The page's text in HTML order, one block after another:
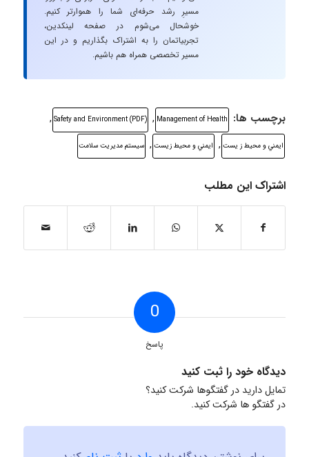
مسیرِ رشد حرفه‌ای شما را هموارتر کنیم.
خوشحال می‌شوم در صفحه لینکدین،
تجربیاتمان را به اشتراک بگذاریم و در این
مسیر تخصصی همراه هم باشیم.
برچسب ها: Management of Health
,
Safety and Environment (PDF)
,
ايمني و محيط ز يست , ايمني و محيط زيست , سيستم مديريت سلامت
اشتراک این مطلب
0
پاسخ
دیدگاه خود را ثبت کنید
تمایل دارید در گفتگوها شرکت کنید؟
در گفتگو ها شرکت کنید.